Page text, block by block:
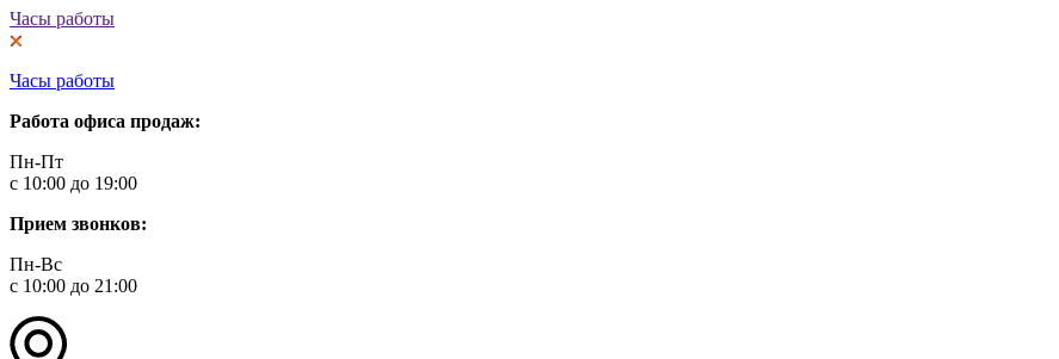
Часы работы
Часы работы
Работа офиса продаж:
Пн-Пт
с 10:00 до 19:00
Прием звонков:
Пн-Вс
с 10:00 до 21:00